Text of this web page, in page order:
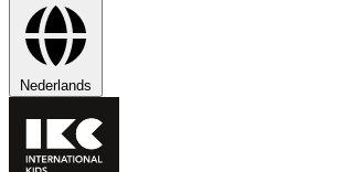
Nederlands